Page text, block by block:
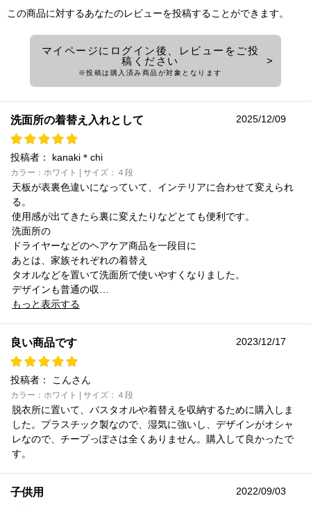
この商品に対するあなたのレビューを投稿することができます。
マイページにログイン後、レビューをご投
稿ください
※投稿は購入済み商品が対象となります
洗面所の着替え入れとして 2025/12/09
投稿者： kanaki＊chi
カラー：ホワイト | サイズ：４段
天板が表裏色違いになっていて、インテリアに合わせて変えられ
る。
使用感が出てきたら裏に変えたりなどとても便利です。
洗面所の
ドライヤーなどのヘアケア商品を一段目に
あとは、家族それぞれの着替え
タオルなどを置いて洗面所で使いやすくなりました。
デザインも普通の収…
もっと表示する
良い商品です 2023/12/17
投稿者： こんさん
カラー：ホワイト | サイズ：４段
脱衣所に置いて、バスタオルや着替えを収納するために購入しま
した。プラスチック製なので、湿気に強いし、デザインがオシャ
レなので、チープっぽさは全くありません。購入して良かったで
す。
子供用 2022/09/03